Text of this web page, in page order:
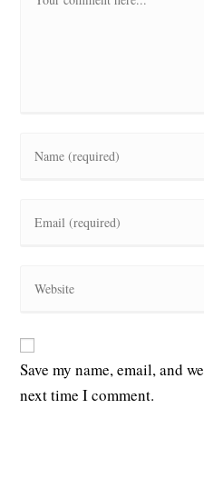
Save my name, email, and
next time I comment.